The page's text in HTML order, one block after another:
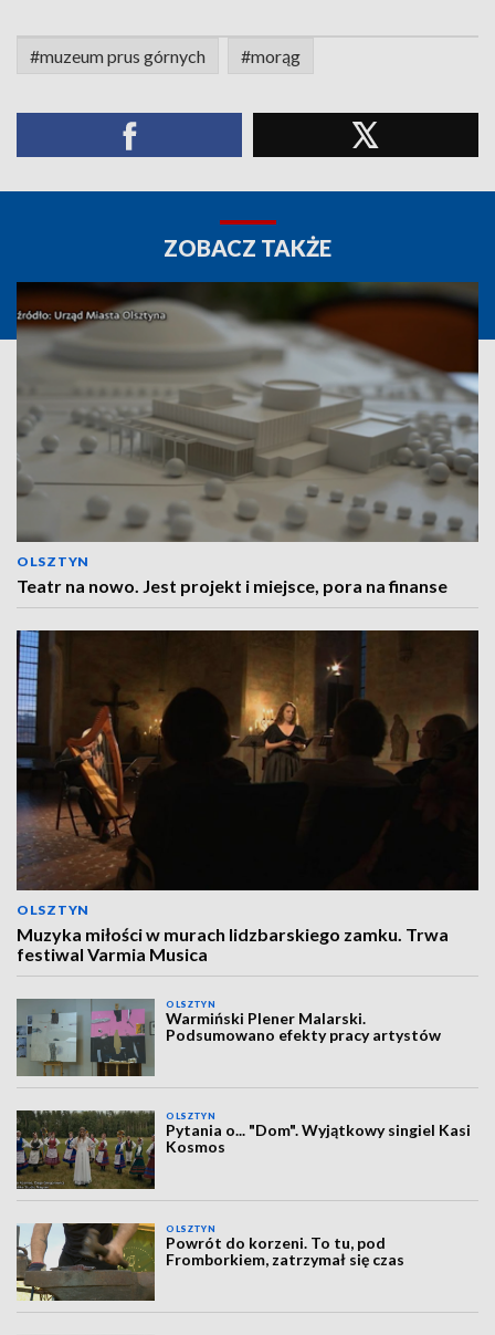
#muzeum prus górnych #morąg
ZOBACZ TAKŻE
OLSZTYN
Teatr na nowo. Jest projekt i miejsce, pora na finanse
OLSZTYN
Muzyka miłości w murach lidzbarskiego zamku. Trwa
festiwal Varmia Musica
OLSZTYN
Warmiński Plener Malarski.
Podsumowano efekty pracy artystów
OLSZTYN
Pytania o... "Dom". Wyjątkowy singiel Kasi
Kosmos
OLSZTYN
Powrót do korzeni. To tu, pod
Fromborkiem, zatrzymał się czas